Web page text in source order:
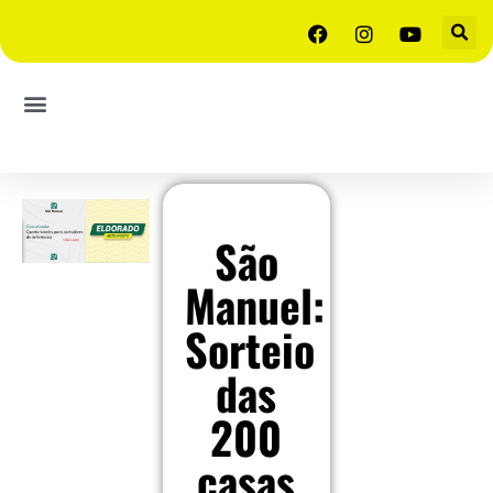
São
Manuel:
Sorteio
das
200